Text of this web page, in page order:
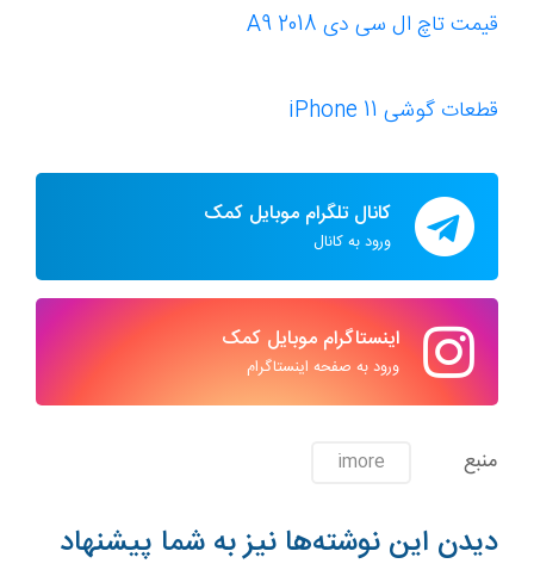
قیمت تاچ ال سی دی A9 2018
قطعات گوشی iPhone 11
کانال تلگرام موبایل کمک
ورود به کانال
اینستاگرام موبایل کمک
ورود به صفحه اینستاگرام
منبع imore
دیدن این نوشته‌ها نیز به شما پیشنهاد